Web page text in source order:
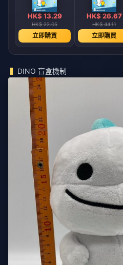
HK$ 13.29
HK$ 22.05
立即購買
HK$ 26.67
HK$ 44.11
立即購買
DINO 盲盒機制